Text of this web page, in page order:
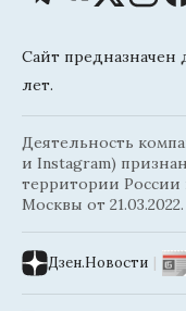
Сайт предназначен
лет.
Деятельность
и Instagram)
территории России
Москвы от 21.03.2022.
Дзен.Новости |